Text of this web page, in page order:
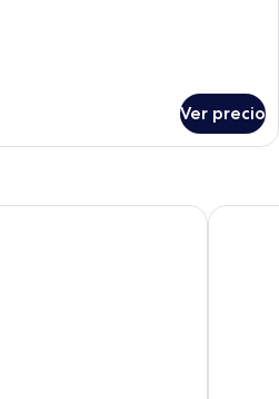
Ver precio